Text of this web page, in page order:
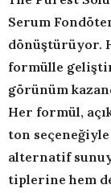
Serum
dönüştürüyor.
formülle
görünüm
Her formül,
ton
alternatif
tiplerine hem